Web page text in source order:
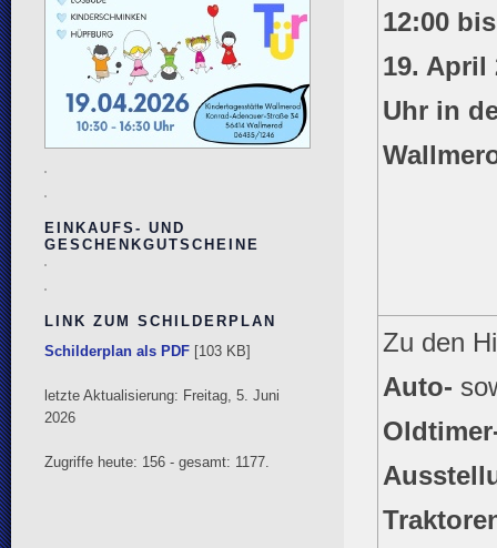
12:00
19. April
Uhr in
Zu den
Auto-
EINKAUFS- UND
GESCHENKGUTSCHEINE
LINK ZUM SCHILDERPLAN
Schilderplan als PDF [103 KB]
letzte Aktualisierung: Freitag, 5. Juni
2026
Zugriffe heute: 156 - gesamt: 1177.